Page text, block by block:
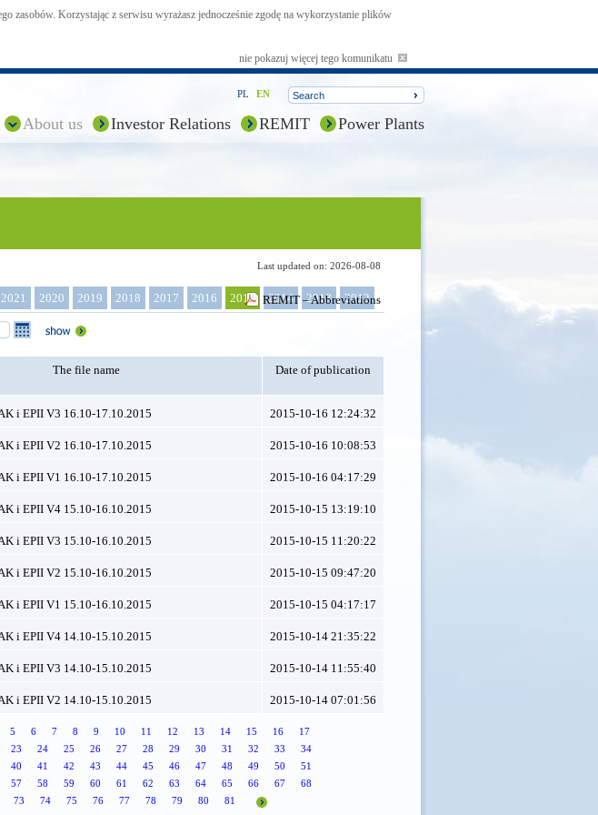
zasobów. Korzystając z serwisu wyrażasz jednocześnie zgodę na wykorzystanie plików
nie pokazuj więcej tego komunikatu
PL EN
About us Investor Relations REMIT Power Plants
Last updated on: 2026-08-08
2021 2020 2019 2018 2017 2016 2015 2014 2013 2012
REMIT – Abbreviations
The file name Date of publication
i EPII V3 16.10-17.10.2015 2015-10-16 12:24:32
i EPII V2 16.10-17.10.2015 2015-10-16 10:08:53
i EPII V1 16.10-17.10.2015 2015-10-16 04:17:29
i EPII V4 15.10-16.10.2015 2015-10-15 13:19:10
i EPII V3 15.10-16.10.2015 2015-10-15 11:20:22
i EPII V2 15.10-16.10.2015 2015-10-15 09:47:20
i EPII V1 15.10-16.10.2015 2015-10-15 04:17:17
i EPII V4 14.10-15.10.2015 2015-10-14 21:35:22
i EPII V3 14.10-15.10.2015 2015-10-14 11:55:40
i EPII V2 14.10-15.10.2015 2015-10-14 07:01:56
5 6 7 8 9 10 11 12 13 14 15 16
17
23 24 25 26 27 28 29 30 31 32 33
34
40 41 42 43 44 45 46 47 48 49 50
51
57 58 59 60 61 62 63 64 65 66 67
68
73 74 75 76 77 78 79 80 81